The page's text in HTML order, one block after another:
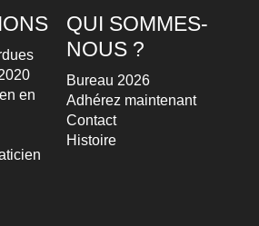
en
QUI SOMMES-
NOUS ?
Bureau 2026
Adhérez maintenant
Contact
Histoire